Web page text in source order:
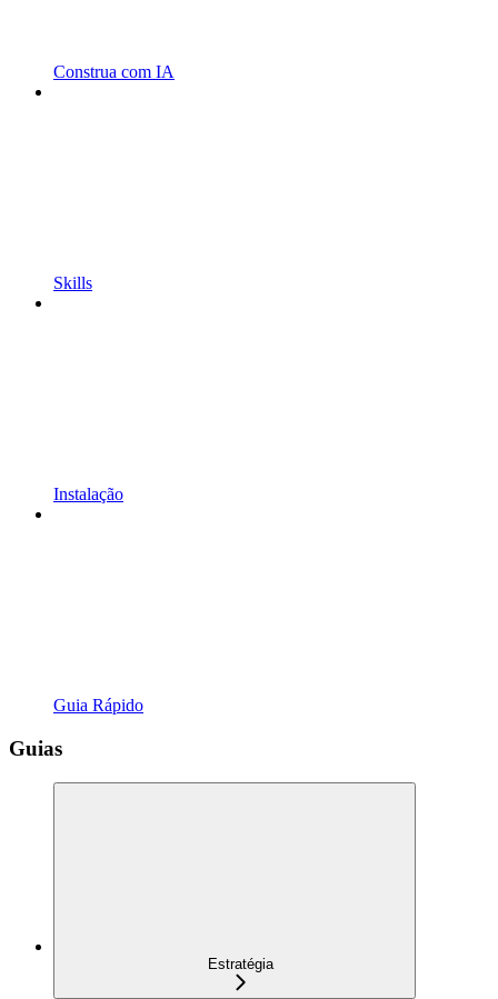
Construa com IA
Skills
Instalação
Guia Rápido
Guias
Estratégia